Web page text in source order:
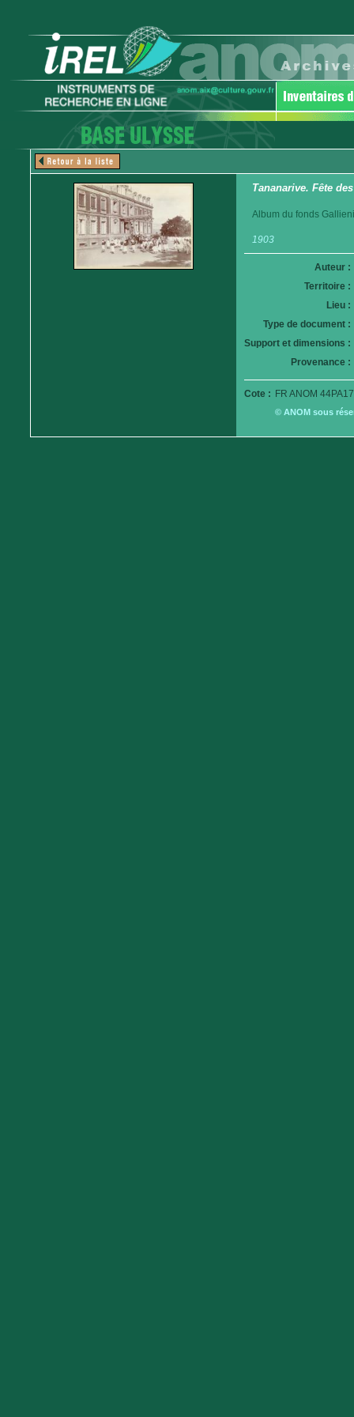
Tananarive. Fête
Album du fonds
1903
Auteur :
Territoire :
Lieu :
Type de document :
Support et dimensions :
Provenance :
Cote : FR ANOM
© ANOM sous